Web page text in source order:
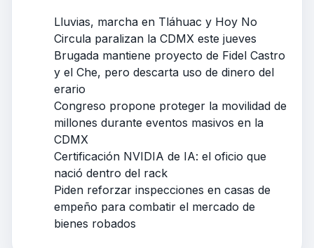
Lluvias, marcha en Tláhuac y Hoy No
Circula paralizan la CDMX este jueves
Brugada mantiene proyecto de Fidel Castro
y el Che, pero descarta uso de dinero del
erario
Congreso propone proteger la movilidad de
millones durante eventos masivos en la
CDMX
Certificación NVIDIA de IA: el oficio que
nació dentro del rack
Piden reforzar inspecciones en casas de
empeño para combatir el mercado de
bienes robados